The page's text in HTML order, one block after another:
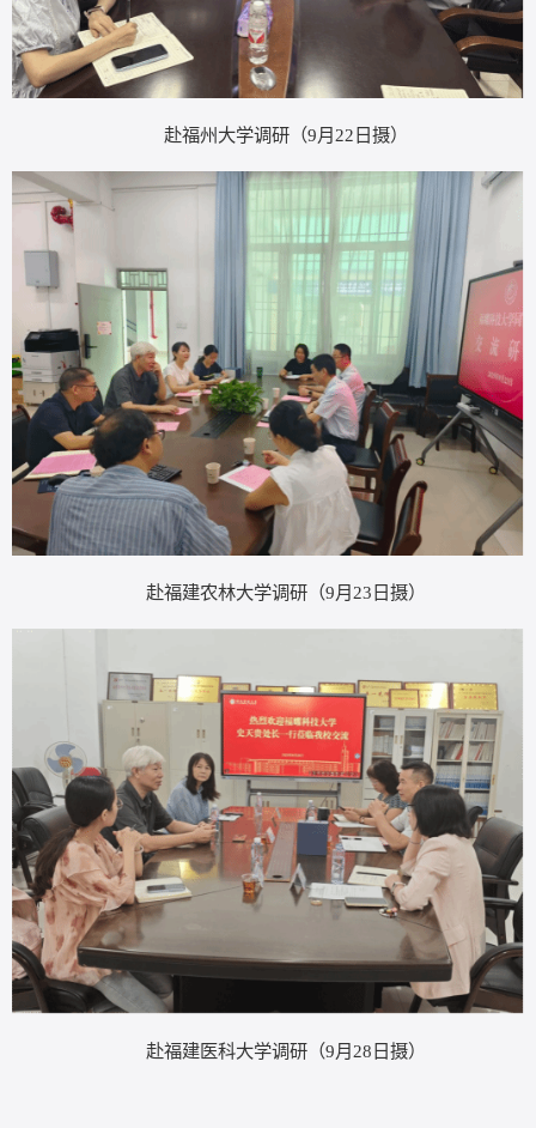
赴福州大学调研（9月22日摄）
赴福建农林大学调研（9月23日摄）
赴福建医科大学调研（9月28日摄）